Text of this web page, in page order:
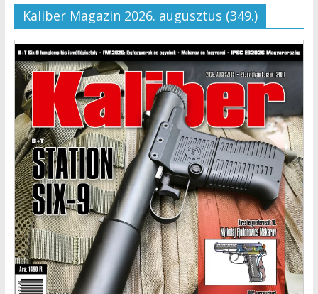
Kaliber Magazin 2026. augusztus (349.)